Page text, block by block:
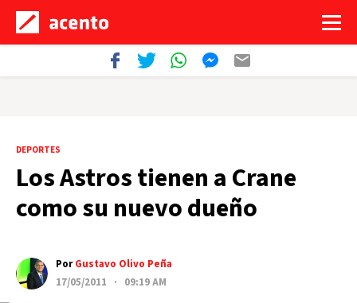
DEPORTES
Los Astros tienen a Crane
como su nuevo dueño
PorGustavo Olivo Peña
17/05/2011 · 09:19 AM